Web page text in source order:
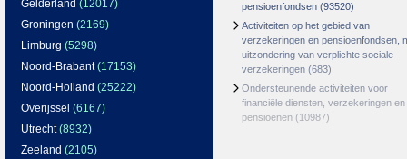
Gelderland (12017)
Groningen (2169)
Limburg (5298)
Noord-Brabant(17153)
Noord-Holland (25222)
Overijssel (6167)
Utrecht(8932)
Zeeland (2105)
pensioenfondsen (93520)
Activiteiten op het gebied van
verzekeringen en pensioenfondsen,
uitzondering van verplichte sociale
verzekeringen (683)
Ondersteunende activiteiten voor
financiële diensten, verzekeringen en
pensioenen (10987)